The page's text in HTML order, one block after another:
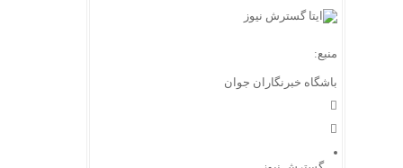
منبع:
باشگاه خبرنگاران جوان